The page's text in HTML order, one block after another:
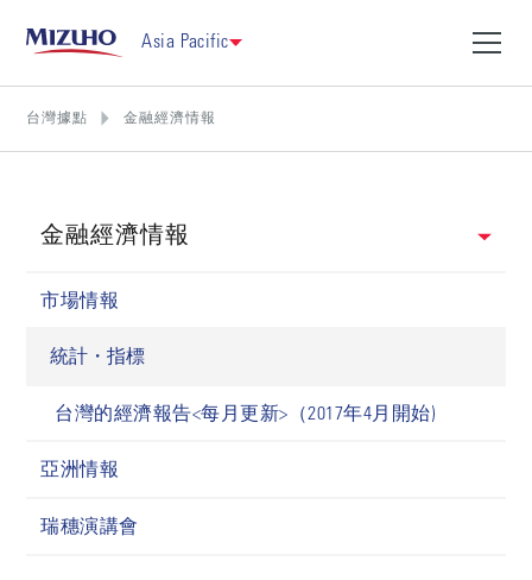
Asia Pacific
台灣據點 金融經濟情報
金融經濟情報
市場情報
統計・指標
台灣的經濟報告<每月更新>（2017年4月開始)
亞洲情報
瑞穗演講會